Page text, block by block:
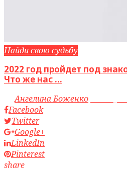
Найди свою судьбу
2022 год пройдет под
Что же нас ...
byАнгелина Боженко
Facebook
Twitter
Google+
LinkedIn
Pinterest
share